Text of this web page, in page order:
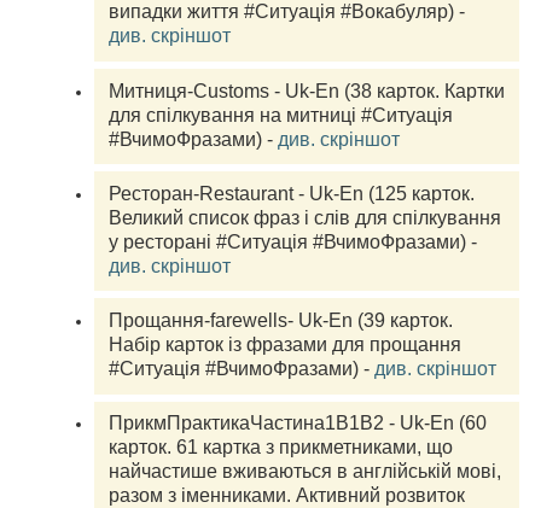
див. скріншот
Митниця-Customs - Uk-En (38 карток. Картки
для спілкування на митниці #Ситуація
#ВчимоФразами) - див. скріншот
Ресторан-Restaurant - Uk-En (125 карток.
Великий список фраз і слів для спілкування
див. скріншот
Прощання-farewells- Uk-En (39 карток.
Набір карток із фразами для прощання
#Ситуація #ВчимоФразами) - див. скріншот
ПрикмПрактикаЧастина1В1В2 - Uk-En (60
карток. 61 картка з прикметниками, що
найчастише вживаються в англійській мові,
разом з іменниками. Активний розвиток